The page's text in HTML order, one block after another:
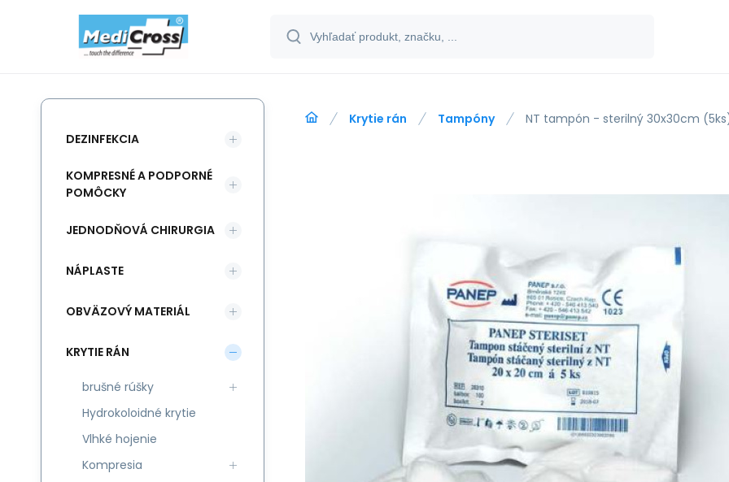
Krytie rán Tampóny NT tampón - sterilný 30x30cm
DEZINFEKCIA
KOMPRESNÉ A PODPORNÉ
POMÔCKY
JEDNODŇOVÁ CHIRURGIA
NÁPLASTE
OBVÄZOVÝ MATERIÁL
KRYTIE RÁN
brušné rúšky
Hydrokoloidné krytie
Vlhké hojenie
Kompresia